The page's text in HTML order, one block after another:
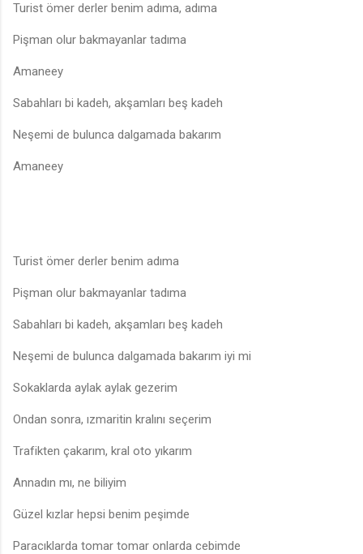
Turist ömer derler benim adıma, adıma
Pişman olur bakmayanlar tadıma
Amaneey
Sabahları bi kadeh, akşamları beş kadeh
Neşemi de bulunca dalgamada bakarım
Amaneey
Turist ömer derler benim adıma
Pişman olur bakmayanlar tadıma
Sabahları bi kadeh, akşamları beş kadeh
Neşemi de bulunca dalgamada bakarım iyi mi
Sokaklarda aylak aylak gezerim
Ondan sonra, ızmaritin kralını seçerim
Trafikten çakarım, kral oto yıkarım
Annadın mı, ne biliyim
Güzel kızlar hepsi benim peşimde
Paracıklarda tomar tomar onlarda cebimde